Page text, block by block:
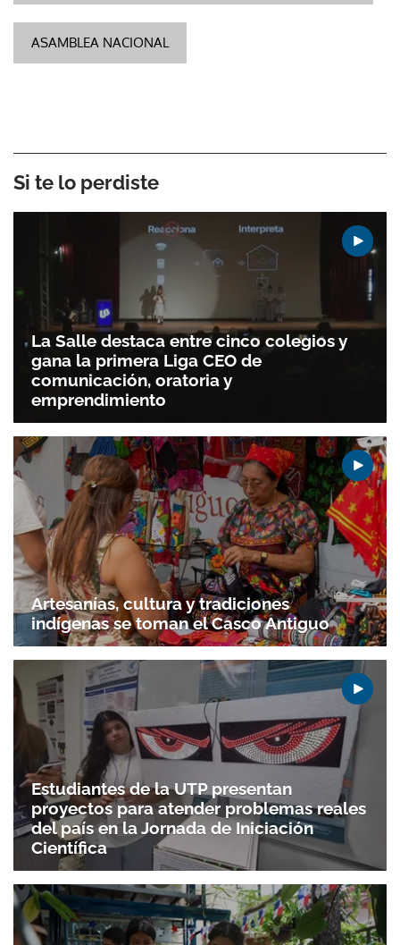
ASAMBLEA NACIONAL
Si te lo perdiste
La Salle destaca entre cinco colegios y
gana la primera Liga CEO de
comunicación, oratoria y
emprendimiento
Artesanías, cultura y tradiciones
indígenas se toman el Casco Antiguo
Estudiantes de la UTP presentan
proyectos para atender problemas reales
del país en la Jornada de Iniciación
Científica